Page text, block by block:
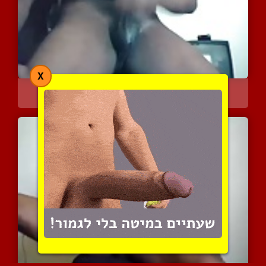
מה יש לכם לומר על הבחורצ...
| 0 המלצות
X